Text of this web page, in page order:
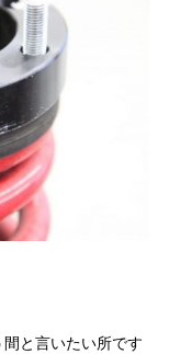
と言いたい所です